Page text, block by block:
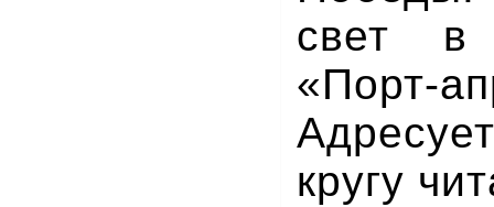
свет в
«Порт-
кругу